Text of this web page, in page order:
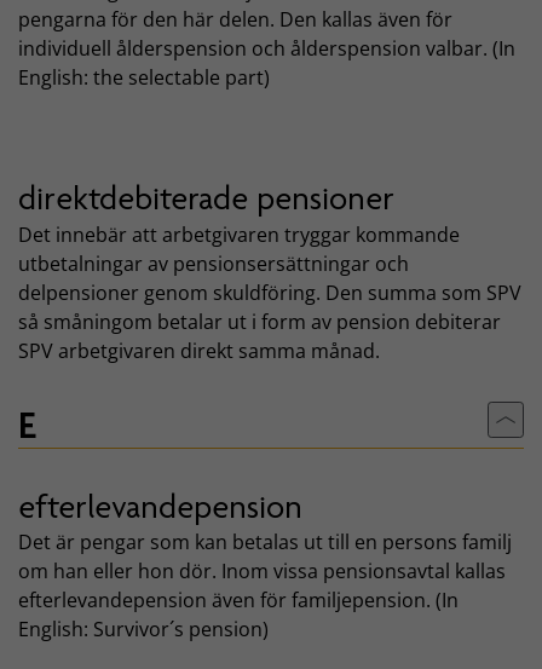
pengarna för den här delen. Den kallas även för
individuell ålderspension och ålderspension valbar. (In
English: the selectable part)
direktdebiterade pensioner
Det innebär att arbetgivaren tryggar kommande
utbetalningar av pensionsersättningar och
delpensioner genom skuldföring. Den summa som SPV
så småningom betalar ut i form av pension debiterar
SPV arbetgivaren direkt samma månad.
E Till
efterlevandepension
Det är pengar som kan betalas ut till en persons familj
om han eller hon dör. Inom vissa pensionsavtal kallas
efterlevandepension även för familjepension. (In
English: Survivor´s pension)